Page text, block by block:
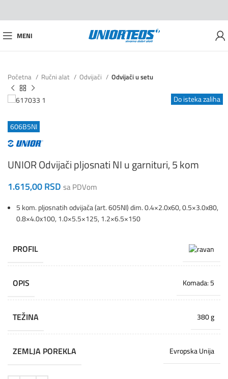
MENI
Početna Ručni alat Odvijači Odvijači u setu
Do isteka zaliha
606B5NI
UNIOR Odvijači pljosnati NI u garnituri, 5 kom
1.615,00RSD sa PDVom
5 kom. pljosnatih odvijača (art. 605NI) dim. 0.4×2.0x60, 0.5×3.0x80,
0.8×4.0x100, 1.0×5.5×125, 1.2×6.5×150
PROFIL
OPIS Komada: 5
TEŽINA 380 g
ZEMLJA POREKLA Evropska Unija